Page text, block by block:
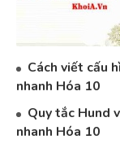
Cách viết cấu
nhanh Hóa 10
Quy tắc Hund
nhanh Hóa 10